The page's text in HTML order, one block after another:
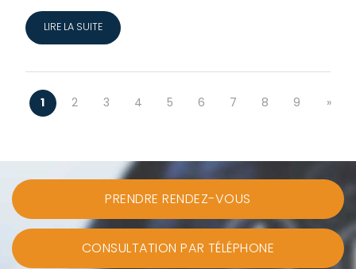
LIRE LA SUITE
1 2 3 4 5 6 7 8 9 »
PRENDRE RENDEZ-VOUS
CONSULTATION PAR TÉLÉPHONE